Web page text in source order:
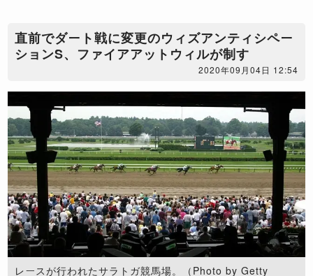
直前でダート戦に変更のウィズアンティシペー
ションS、ファイアアットウィルが制す
2020年09月04日 12:54
レースが行われたサラトガ競馬場。（Photo by Getty